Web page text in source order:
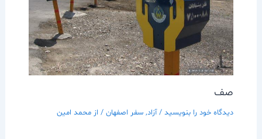
صف
دیدگاه‌ خود را بنویسید /آزاد, سفر اصفهان/ از محمد امین